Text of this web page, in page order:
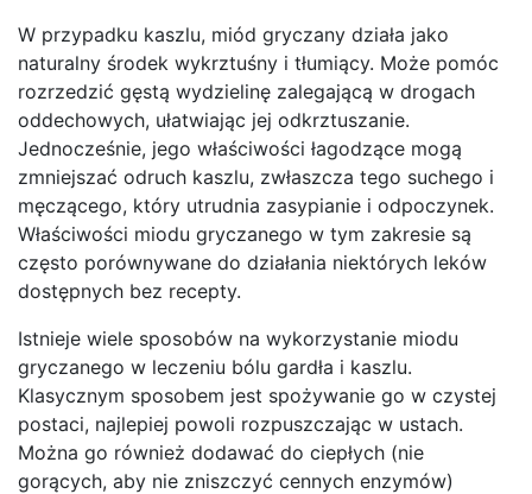
W przypadku kaszlu, miód gryczany działa jako
naturalny środek wykrztuśny i tłumiący. Może pomóc
rozrzedzić gęstą wydzielinę zalegającą w drogach
oddechowych, ułatwiając jej odkrztuszanie.
Jednocześnie, jego właściwości łagodzące mogą
zmniejszać odruch kaszlu, zwłaszcza tego suchego i
męczącego, który utrudnia zasypianie i odpoczynek.
Właściwości miodu gryczanego w tym zakresie są
często porównywane do działania niektórych leków
dostępnych bez recepty.
Istnieje wiele sposobów na wykorzystanie miodu
gryczanego w leczeniu bólu gardła i kaszlu.
Klasycznym sposobem jest spożywanie go w czystej
postaci, najlepiej powoli rozpuszczając w ustach.
Można go również dodawać do ciepłych (nie
gorących, aby nie zniszczyć cennych enzymów)